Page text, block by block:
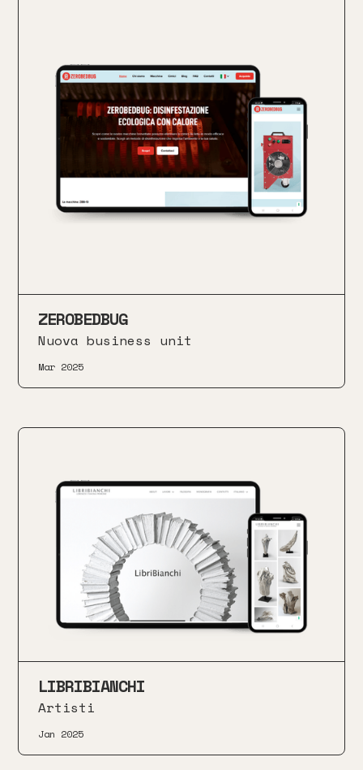
ZEROBEDBUG
Nuova business unit
Mar 2025
LIBRIBIANCHI
Artisti
Jan 2025